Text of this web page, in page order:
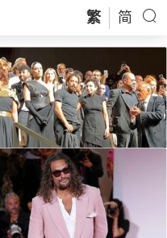
繁 简